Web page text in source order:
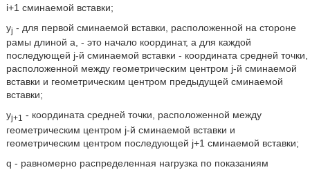
i+1 сминаемой вставки;
уj - для первой сминаемой вставки, расположенной на стороне
рамы длиной a, - это начало координат, а для каждой
последующей j-й сминаемой вставки - координата средней точки,
расположенной между геометрическим центром j-й сминаемой
вставки и геометрическим центром предыдущей сминаемой
вставки;
уj+1
- координата средней точки, расположенной между
геометрическим центром j-й сминаемой вставки и
геометрическим центром последующей j+1 сминаемой вставки;
q - равномерно распределенная нагрузка по показаниям